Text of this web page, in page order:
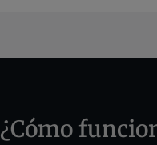
¿Cómo